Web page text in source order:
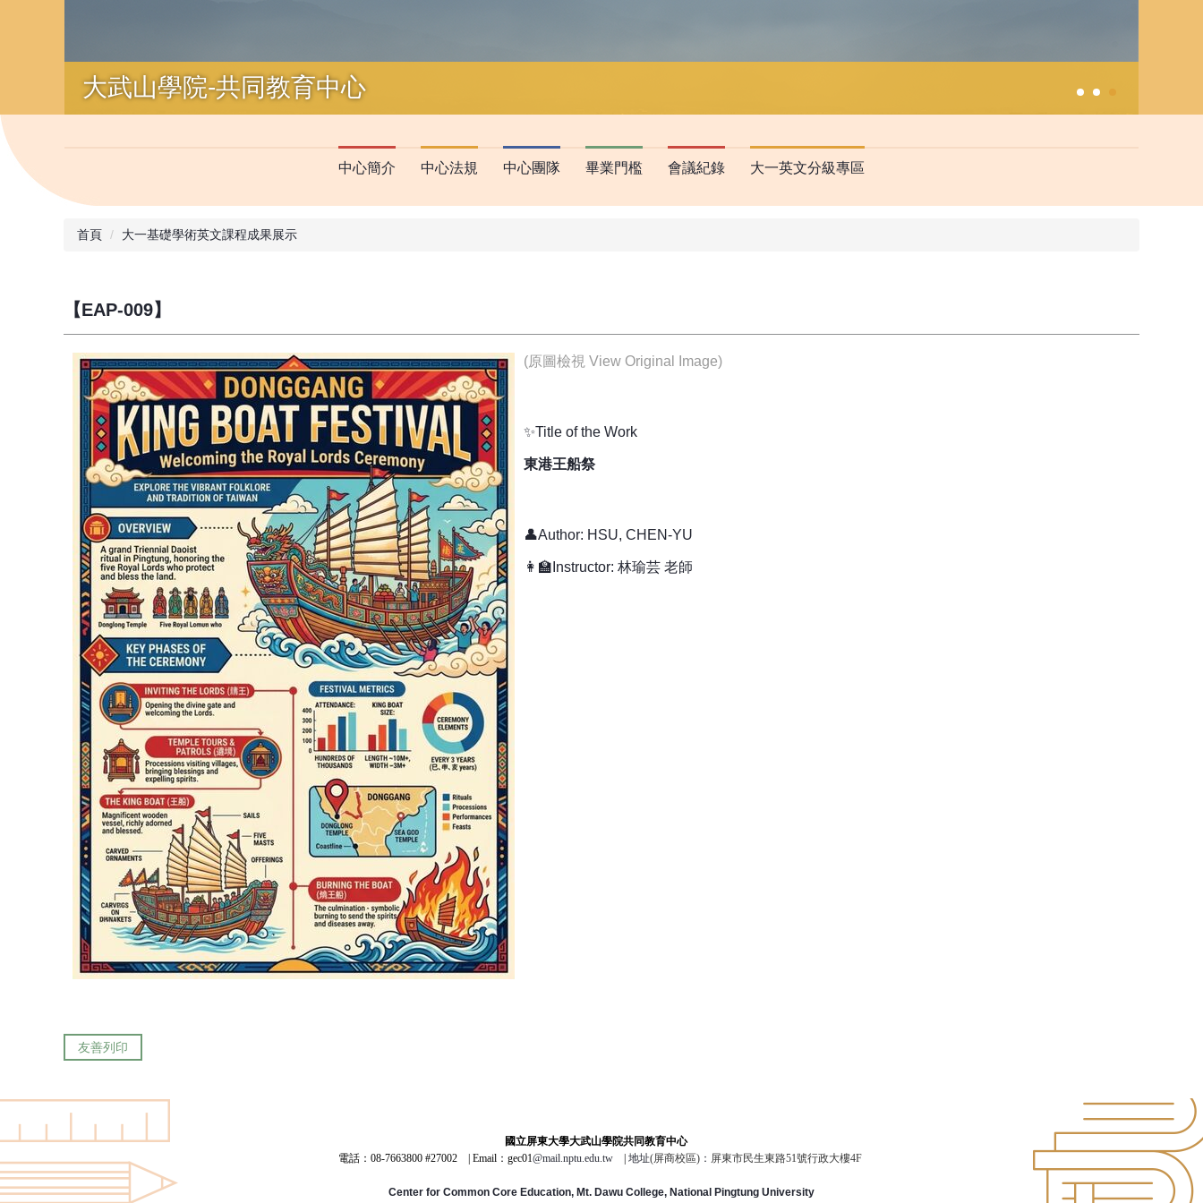
大武山學院-共同教育中心
中心簡介 中心法規 中心團隊 畢業門檻 會議紀錄 大一英文分級專區
首頁 大一基礎學術英文課程成果展示
【EAP-009】
(原圖檢視 View Original Image)
✨Title of the Work
東港王船祭
👤Author: HSU, CHEN-YU
👩‍🏫Instructor: 林瑜芸 老師
友善列印
國立屏東大學大武山學院共同教育中心
電話：08-7663800 #27002 | Email：gec01@mail.nptu.edu.tw | 地址(屏商校區) ： 屏東市民生東路51號行政大樓4F
Center for Common Core Education, Mt. Dawu College, National Pingtung University